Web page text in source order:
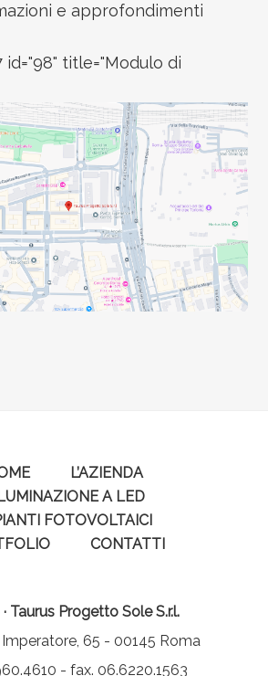
e approfondimenti
title="Modulo di
L’AZIENDA
A LED
FOTOVOLTAICI
CONTATTI
Taurus Progetto Sole S.r.l.
65 - 00145 Roma
- fax. 06.6220.1563